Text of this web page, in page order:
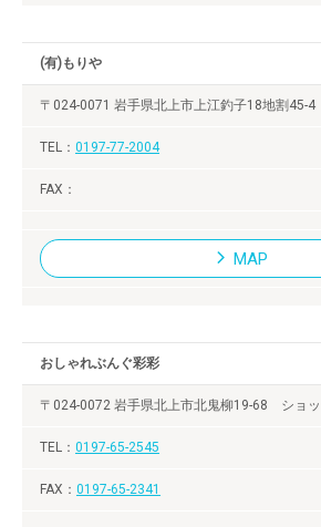
(有)もりや
〒024-0071 岩手県北上市上江釣子18地割45-4
0197-77-2004
MAP
おしゃれぶんぐ彩彩
〒024-0072 岩手県北上市北鬼柳19-68 ショ
0197-65-2545
0197-65-2341